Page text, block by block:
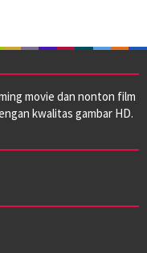
movie dan nonton film
kwalitas gambar HD.